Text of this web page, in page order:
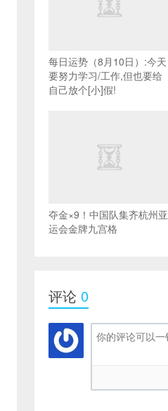
每日运势（8月10日）:今天
要努力学习/工作,但也要给
自己放个[小]假!
夺金×9！中国队集齐杭州亚
运会金牌九宫格
评论 0